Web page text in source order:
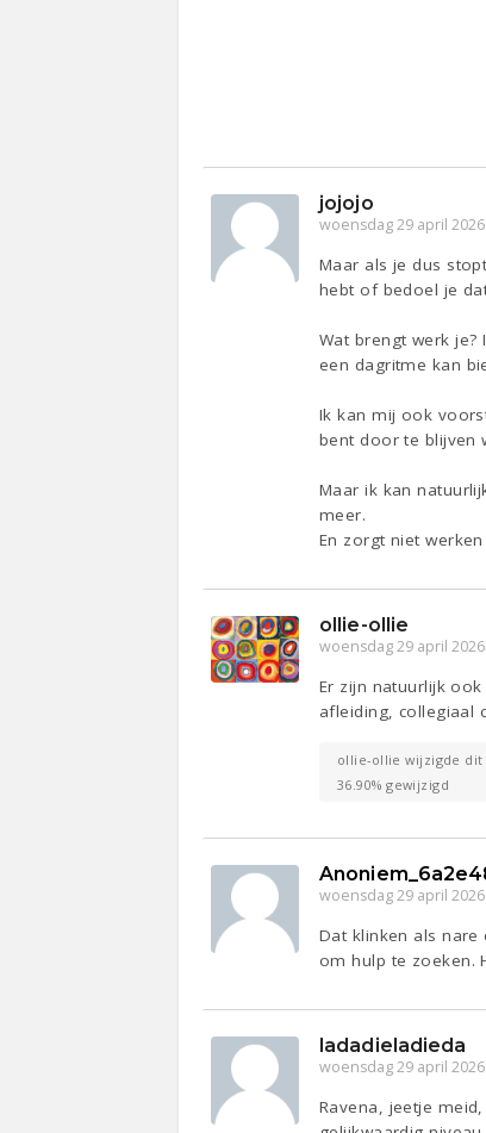
jojojo
woensdag 29 april
Maar als je dus
hebt of bedoel je
Wat brengt werk
een dagritme kan
Ik kan mij ook
bent door te blijven
Maar ik kan
meer.
En zorgt niet
ollie-ollie
woensdag 29 april
Er zijn natuurlijk
afleiding, collegiaal
ollie-ollie wijzigde dit
36.90% gewijzigd
woensdag 29 april
Dat klinken als
om hulp te zoeken.
ladadieladieda
woensdag 29 april
Ravena, jeetje